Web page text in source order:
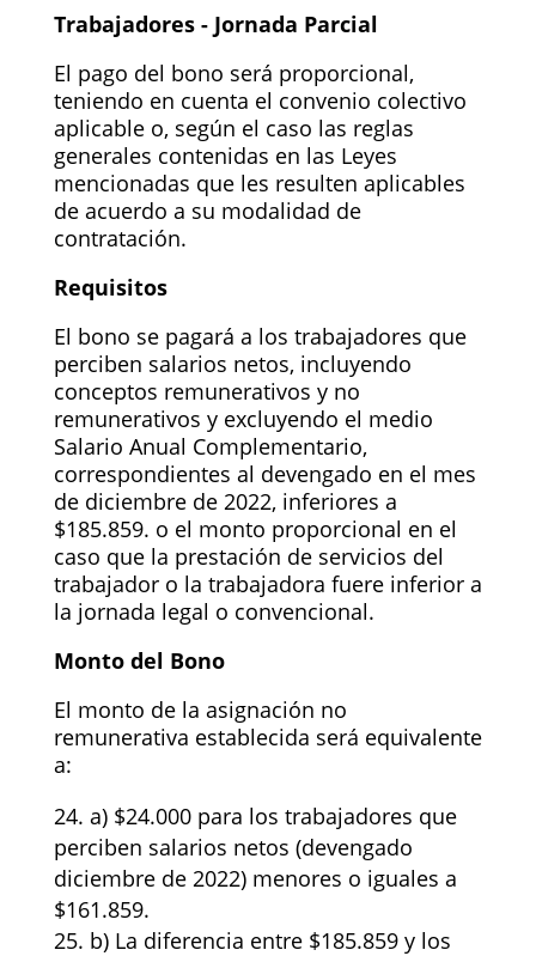
Trabajadores - Jornada Parcial
El pago del bono será proporcional,
teniendo en cuenta el convenio colectivo
aplicable o, según el caso las reglas
generales contenidas en las Leyes
mencionadas que les resulten aplicables
de acuerdo a su modalidad de
contratación.
Requisitos
El bono se pagará a los trabajadores que
perciben salarios netos, incluyendo
conceptos remunerativos y no
remunerativos y excluyendo el medio
Salario Anual Complementario,
correspondientes al devengado en el mes
de diciembre de 2022, inferiores a
$185.859. o el monto proporcional en el
caso que la prestación de servicios del
trabajador o la trabajadora fuere inferior a
la jornada legal o convencional.
Monto del Bono
El monto de la asignación no
remunerativa establecida será equivalente
a:
a) $24.000 para los trabajadores que
perciben salarios netos (devengado
diciembre de 2022) menores o iguales a
$161.859.
b) La diferencia entre $185.859 y los